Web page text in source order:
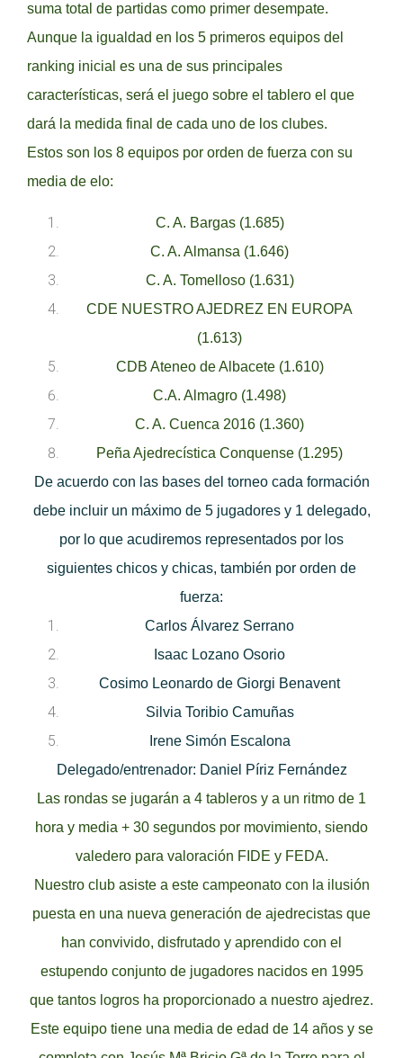
suma total de partidas como primer desempate.
Aunque la igualdad en los 5 primeros equipos del
ranking inicial es una de sus principales
características, será el juego sobre el tablero el que
dará la medida final de cada uno de los clubes.
Estos son los 8 equipos por orden de fuerza con su
media de elo:
C. A. Bargas (1.685)
C. A. Almansa (1.646)
C. A. Tomelloso (1.631)
CDE NUESTRO AJEDREZ EN EUROPA
(1.613)
CDB Ateneo de Albacete (1.610)
C.A. Almagro (1.498)
C. A. Cuenca 2016 (1.360)
Peña Ajedrecística Conquense (1.295)
De acuerdo con las bases del torneo cada formación
debe incluir un máximo de 5 jugadores y 1 delegado,
por lo que acudiremos representados por los
siguientes chicos y chicas, también por orden de
fuerza:
Carlos Álvarez Serrano
Isaac Lozano Osorio
Cosimo Leonardo de Giorgi Benavent
Silvia Toribio Camuñas
Irene Simón Escalona
Delegado/entrenador: Daniel Píriz Fernández
Las rondas se jugarán a 4 tableros y a un ritmo de 1
hora y media + 30 segundos por movimiento, siendo
valedero para valoración FIDE y FEDA.
Nuestro club asiste a este campeonato con la ilusión
puesta en una nueva generación de ajedrecistas que
han convivido, disfrutado y aprendido con el
estupendo conjunto de jugadores nacidos en 1995
que tantos logros ha proporcionado a nuestro ajedrez.
Este equipo tiene una media de edad de 14 años y se